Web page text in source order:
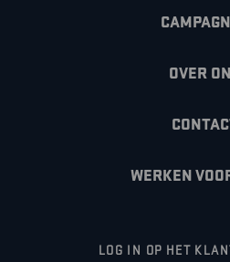
OVER
WERKEN
LOG IN OP HET